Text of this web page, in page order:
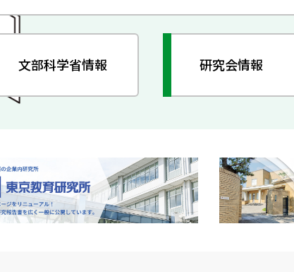
文部科学省情報 研究会情報